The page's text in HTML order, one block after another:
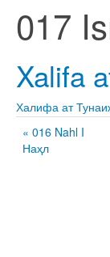
017
Xalifa
Халифа ат
« 016 Nahl I
Наҳл